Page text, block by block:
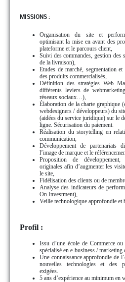
MISSIONS :
Organisation du site et
optimisant la mise en avant des
plateforme et le parcours client,
Suivi des commandes, gestion des
de la livraison),
Etudes de marché, segmentation
des produits commercialisés,
Définition des stratégies Web
différents leviers de
réseaux sociaux…),
Élaboration de la charte graphique
webdesigners / développeurs) du
(aidées du service juridique) sur le
ligne. Sécurisation du paiement.
Réalisation du storytelling en
communication,
Développement de partenariats
l’image de marque et le
Proposition de
originales afin d’augmenter les
le site,
Fidélisation des clients ou de
Analyse des indicateurs de
On Investment),
Veille technologique approfondie et
Profil :
Issu d’une école de Commerce
spécialisé en e-business / marketing
Une connaissance approfondie de
nouvelles technologies et des
exigées.
5 ans d’expérience au minimum en